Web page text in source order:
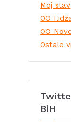
Moj stav
OO
OO
Ostale
BiH